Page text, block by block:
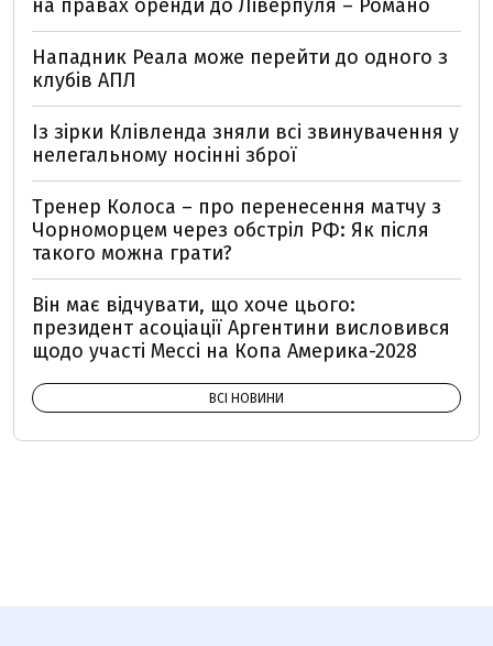
на правах оренди до Ліверпуля – Романо
Нападник Реала може перейти до одного з
клубів АПЛ
Із зірки Клівленда зняли всі звинувачення у
нелегальному носінні зброї
Тренер Колоса – про перенесення матчу з
Чорноморцем через обстріл РФ: Як після
такого можна грати?
Він має відчувати, що хоче цього:
президент асоціації Аргентини висловився
щодо участі Мессі на Копа Америка-2028
ВСІ НОВИНИ